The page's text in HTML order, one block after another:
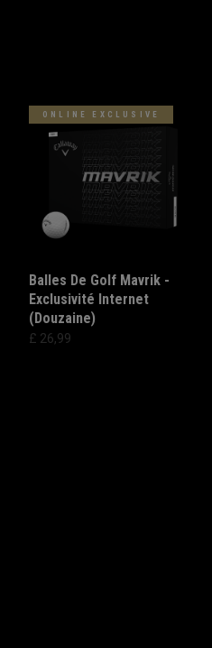
ONLINE EXCLUSIVE
Balles De Golf Mavrik -
Exclusivité Internet
(Douzaine)
£ 26,99